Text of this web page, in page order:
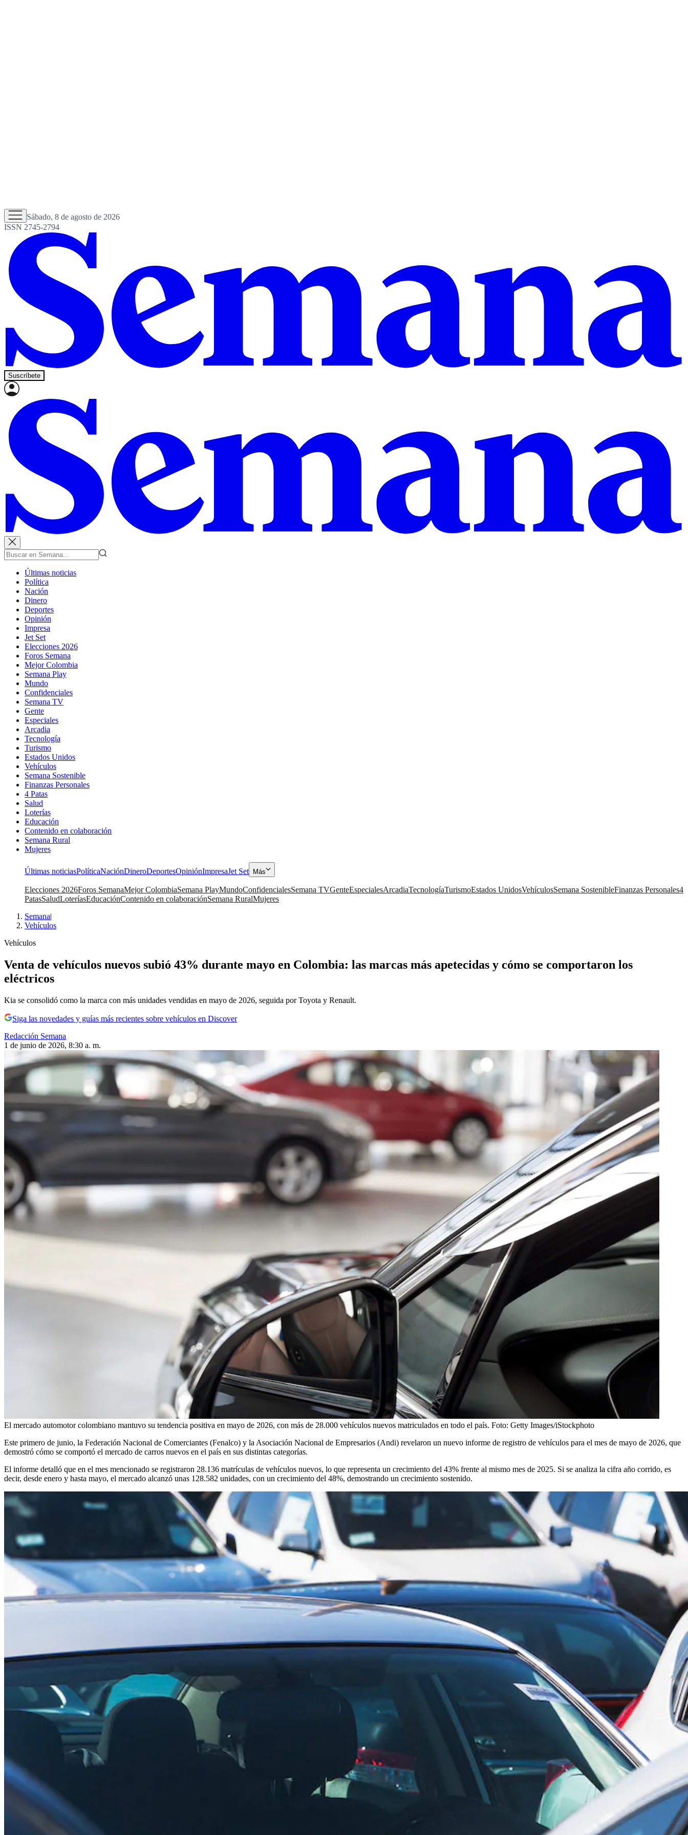
Sábado, 8 de agosto de 2026
ISSN 2745-2794
Suscríbete
Últimas noticias
Política
Nación
Dinero
Deportes
Opinión
Impresa
Jet Set
Elecciones 2026
Foros Semana
Mejor Colombia
Semana Play
Mundo
Confidenciales
Semana TV
Gente
Especiales
Arcadia
Tecnología
Turismo
Estados Unidos
Vehículos
Semana Sostenible
Finanzas Personales
4 Patas
Salud
Loterías
Educación
Contenido en colaboración
Semana Rural
Mujeres
Últimas noticiasPolíticaNaciónDineroDeportesOpiniónImpresaJet Set Más
Elecciones 2026Foros SemanaMejor ColombiaSemana PlayMundoConfidencialesSemana TVGenteEspecialesArcadiaTecnologíaTurismoEstados UnidosVehículosSemana SostenibleFinanzas Personales4
PatasSaludLoteríasEducaciónContenido en colaboraciónSemana RuralMujeres
Semana|
Vehículos
Vehículos
Venta de vehículos nuevos subió 43% durante mayo en Colombia: las marcas más apetecidas y cómo se comportaron los
eléctricos
Kia se consolidó como la marca con más unidades vendidas en mayo de 2026, seguida por Toyota y Renault.
Siga las novedades y guías más recientes sobre vehículos en Discover
Redacción Semana
1 de junio de 2026, 8:30 a. m.
El mercado automotor colombiano mantuvo su tendencia positiva en mayo de 2026, con más de 28.000 vehículos nuevos matriculados en todo el país. Foto: Getty Images/iStockphoto
Este primero de junio, la Federación Nacional de Comerciantes (Fenalco) y la Asociación Nacional de Empresarios (Andi) revelaron un nuevo informe de registro de vehículos para el mes de mayo de 2026, que
demostró cómo se comportó el mercado de carros nuevos en el país en sus distintas categorías.
El informe detalló que en el mes mencionado se registraron 28.136 matrículas de vehículos nuevos, lo que representa un crecimiento del 43% frente al mismo mes de 2025. Si se analiza la cifra año corrido, es
decir, desde enero y hasta mayo, el mercado alcanzó unas 128.582 unidades, con un crecimiento del 48%, demostrando un crecimiento sostenido.